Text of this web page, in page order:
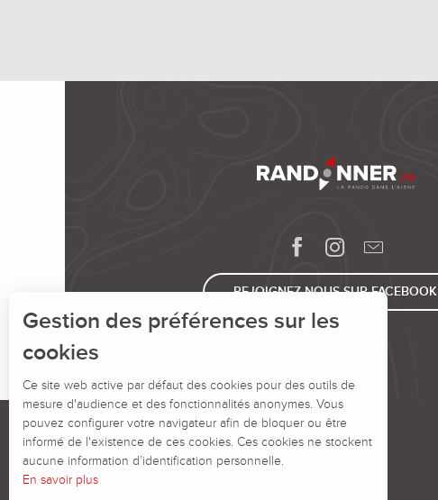
REJOIGNEZ-NOUS SUR FACEBOOK
Gestion des préférences sur les
cookies
Ce site web active par défaut des cookies pour des outils de
mesure d'audience et des fonctionnalités anonymes. Vous
pouvez configurer votre navigateur afin de bloquer ou être
informé de l'existence de ces cookies. Ces cookies ne stockent
aucune information d’identification personnelle.
En savoir plus